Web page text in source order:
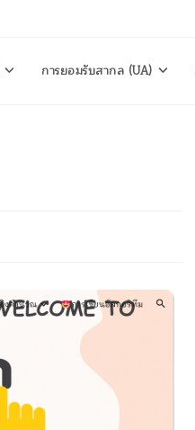
การยอมรับสากล (UA)